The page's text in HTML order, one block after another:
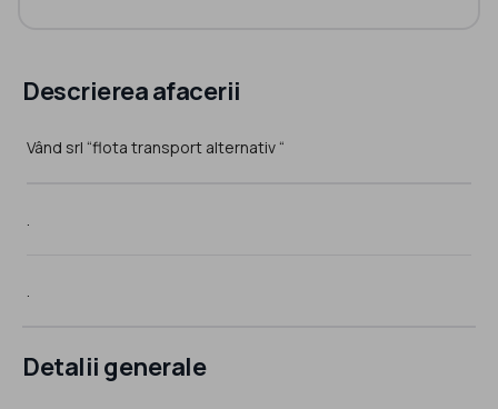
Descrierea afacerii
Vând srl “flota transport alternativ “
.
.
Detalii generale